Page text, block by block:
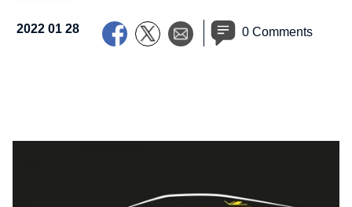
2022 01 28 0 Comments